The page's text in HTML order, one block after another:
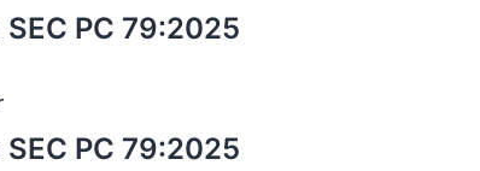
PC 79:2025
PC 79:2025